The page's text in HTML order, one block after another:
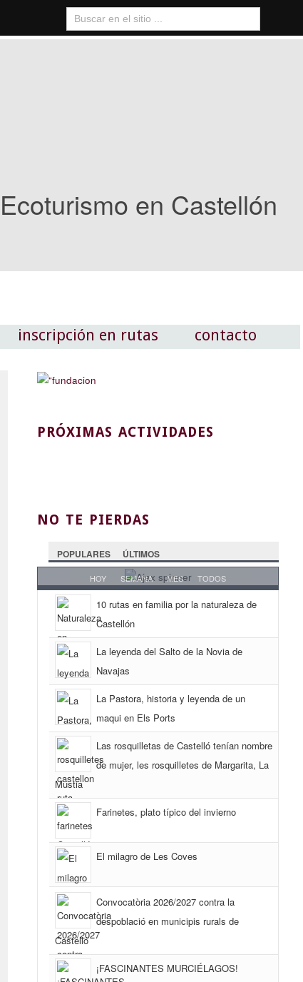
Ecoturismo en Castellón
inscripción en rutas contacto
PRÓXIMAS ACTIVIDADES
NO TE PIERDAS
POPULARES ÚLTIMOS
HOY SEMANA MES TODOS
10 rutas en familia por la naturaleza de
Castellón
La leyenda del Salto de la Novia de
Navajas
La Pastora, historia y leyenda de un
maqui en Els Ports
Las rosquilletas de Castelló tenían nombre
de mujer, les rosquilletes de Margarita, La
Mustia
Farinetes, plato típico del invierno
El milagro de Les Coves
Convocatòria 2026/2027 contra la
despoblació en municipis rurals de
Castelló
¡FASCINANTES MURCIÉLAGOS!